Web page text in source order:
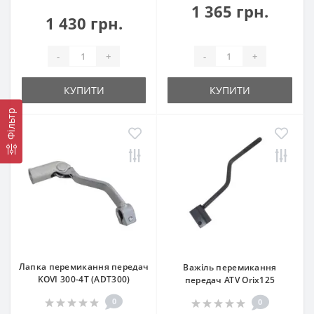
Фільтр
1 430 грн.
- +
КУПИТИ
1 365 грн.
- +
КУПИТИ
Лапка перемикання передач
KOVI 300-4Т (ADT300)
0
Важіль перемикання
передач ATV Orix125
0